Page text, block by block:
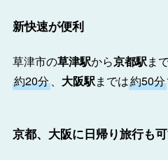
新快速が便利
草津市の草津駅から京都駅ま
約20分、 大阪駅までは約50分
京都、大阪に日帰り旅行も